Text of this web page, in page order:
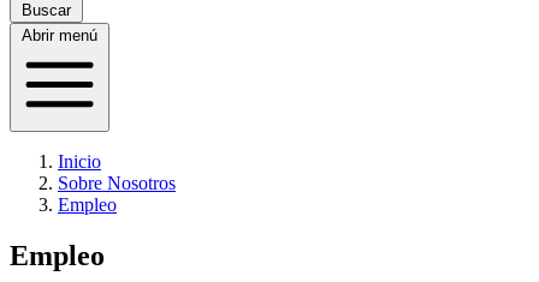
Buscar
Abrir menú
Inicio
Sobre Nosotros
Empleo
Empleo